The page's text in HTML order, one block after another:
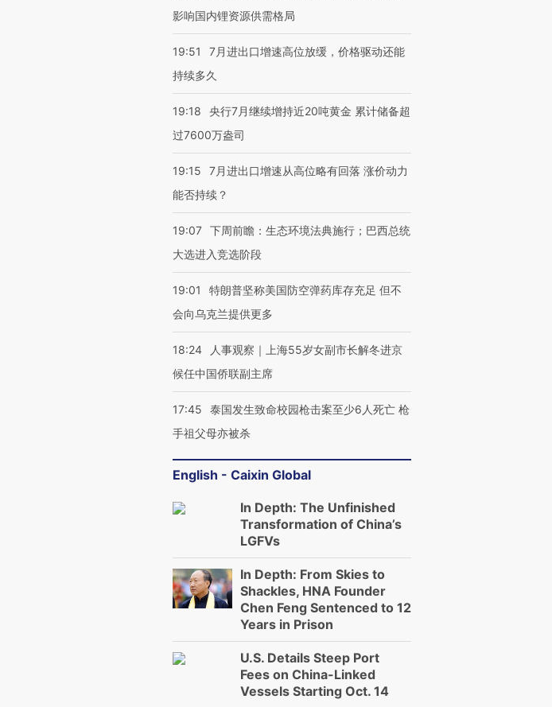
影响国内锂资源供需格局
19:51
7月进出口增速高位放缓，价格驱动还能
持续多久
19:18
央行7月继续增持近20吨黄金 累计储备超
过7600万盎司
19:15
7月进出口增速从高位略有回落 涨价动力
能否持续？
19:07 下周前瞻：生态环境法典施行；巴西总统
大选进入竞选阶段
19:01
特朗普坚称美国防空弹药库存充足 但不
会向乌克兰提供更多
18:24
人事观察｜上海55岁女副市长解冬进京
候任中国侨联副主席
17:45
泰国发生致命校园枪击案至少6人死亡 枪
手祖父母亦被杀
English - Caixin Global
In Depth: The Unfinished
Transformation of China’s
LGFVs
In Depth: From Skies to
Shackles, HNA Founder
Chen Feng Sentenced to 12
Years in Prison
U.S. Details Steep Port
Fees on China-Linked
Vessels Starting Oct. 14